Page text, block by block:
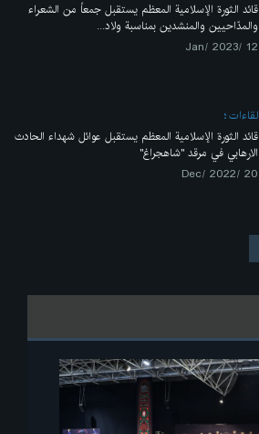
قائد الثورة الإسلامية المعظم يستقبل جمعاً من الشعراء
والمدّاحيين والمنشدين بمناسبة ولاد...
12 /Jan/ 2023
لقاءات
قائد الثورة الإسلامية المعظم يستقبل عوائل شهداء الحادث
الارهابي في مرقد "شاهجراغ"
20 /Dec/ 2022